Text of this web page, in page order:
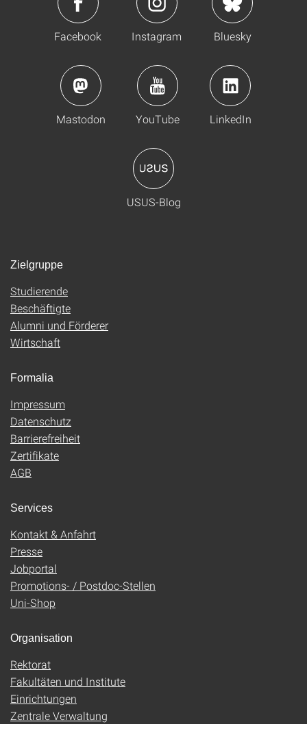
Facebook Instagram Bluesky
Mastodon YouTube LinkedIn
USUS-Blog
Zielgruppe
Studierende
Beschäftigte
Alumni und Förderer
Wirtschaft
Formalia
Impressum
Datenschutz
Barrierefreiheit
Zertifikate
AGB
Services
Kontakt & Anfahrt
Presse
Jobportal
Promotions- / Postdoc-Stellen
Uni-Shop
Organisation
Rektorat
Fakultäten und Institute
Einrichtungen
Zentrale Verwaltung